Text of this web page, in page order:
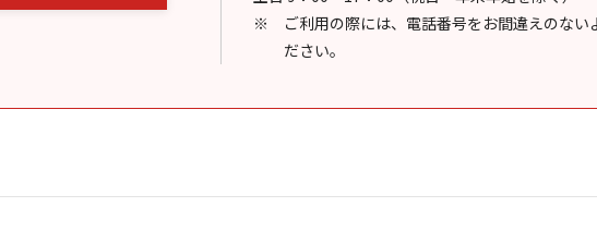
ご利用の際には、電話番号をお間違えのない
ださい。